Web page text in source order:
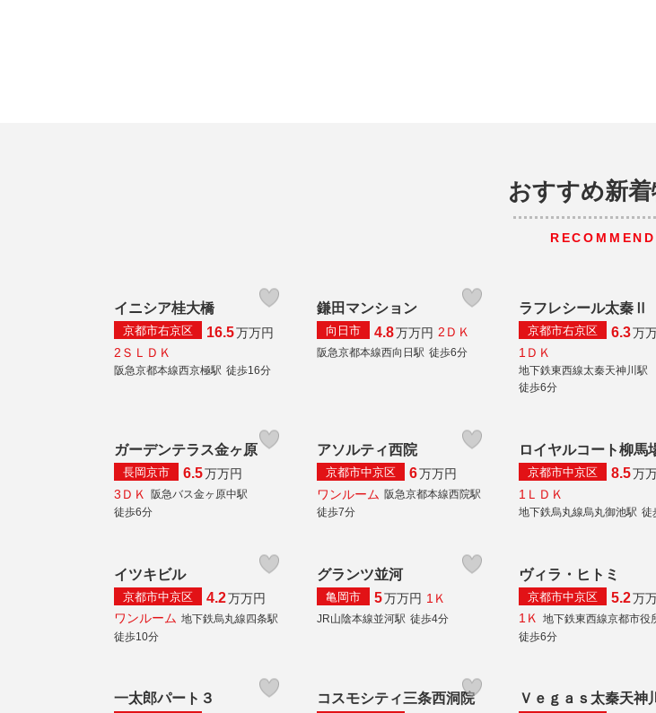
おすすめ新
RECOMMEND
イニシア桂大橋
京都市右京区 16.5万万円
2ＳＬＤＫ
阪急京都本線西京極駅 徒歩16分
鎌田マンション
向日市 4.8万万円 2ＤＫ
阪急京都本線西向日駅 徒歩6分
ラフレシール太秦Ⅱ
京都市右京区 6.3万
1ＤＫ
地下鉄東西線太秦天神川駅
徒歩6分
ガーデンテラス金ヶ原
長岡京市 6.5万万円
3ＤＫ
阪急バス金ヶ原中駅
徒歩6分
アソルティ西院
京都市中京区 6万万円
ワンルーム 阪急京都本線西院駅
徒歩7分
ロイヤルコート柳馬
京都市中京区 8.5万
1ＬＤＫ
地下鉄烏丸線烏丸御池駅 徒
イツキビル
京都市中京区 4.2万万円
ワンルーム 地下鉄烏丸線四条駅
徒歩10分
グランツ並河
亀岡市 5万万円 1Ｋ
JR山陰本線並河駅 徒歩4分
ヴィラ・ヒトミ
京都市中京区 5.2万
1Ｋ 地下鉄東西線京都市役
徒歩6分
一太郎パート３ コスモシティ三条西洞院 Ｖｅｇａｓ太秦天神川